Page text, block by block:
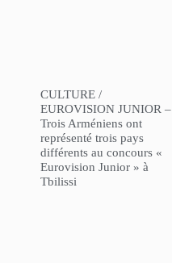
CULTURE /
EUROVISION JUNIOR –
Trois Arméniens ont
représenté trois pays
différents au concours «
Eurovision Junior » à
Tbilissi